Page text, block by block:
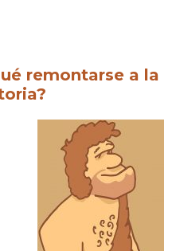
remontarse a la